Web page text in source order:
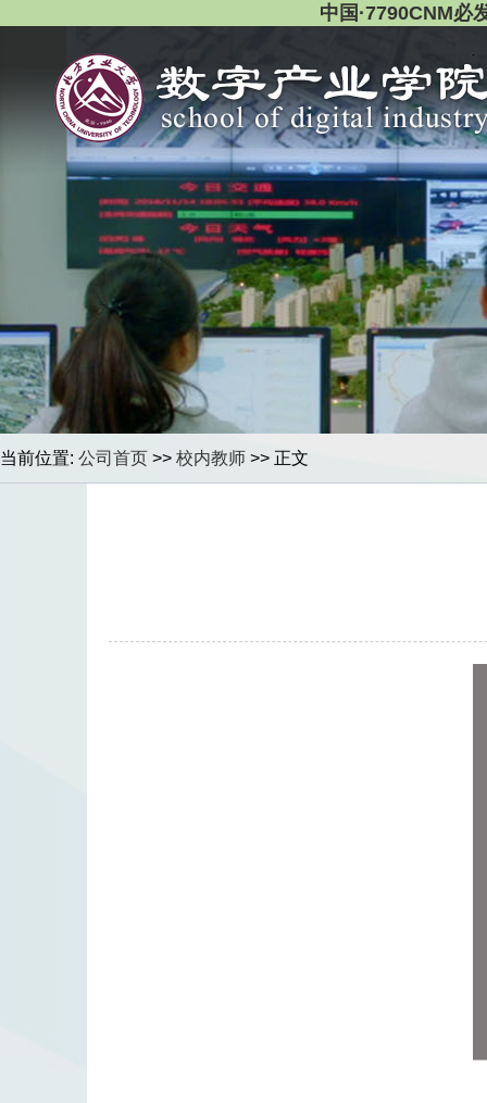
中国·7790CNM必
当前位置: 公司首页 >> 校内教师 >> 正文